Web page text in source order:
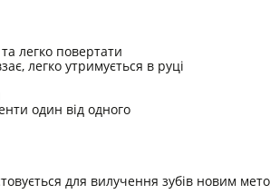
легко повертати
легко утримується в руці
один від одного
для вилучення зубів новим